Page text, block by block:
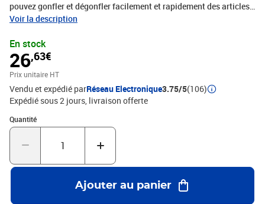
pouvez gonfler et dégonfler facilement et rapidement des articles
gonflables plus grands tels que des canots pneumatiques, des
alimenté par le réceptacle de 12 V de l'allume-cigare de votre
voiture ou l'alimentation secteur de 230 V. La pompe a une
capacité de 240 litres / min et est livrée avec 5 différents
adaptateurs de valve. Dimensions : 13 x 13,5 x 9 cm (L x l x H)
Alimentation : 12 V ou 230 V Capacité : 240 L/min La livraison
comprend 5 adaptateurs de valve
Voir la description
En stock
26,63€
Prix unitaire HT
Vendu et expédié parRéseau Electronique3.75/5(106)
Expédié sous 2 jours livraison offerte
Quantité
Quantité : 1
Ajouter au panier